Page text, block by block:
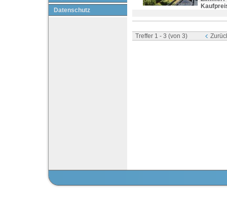
Datenschutz
Treffer 1 - 3 (von 3)